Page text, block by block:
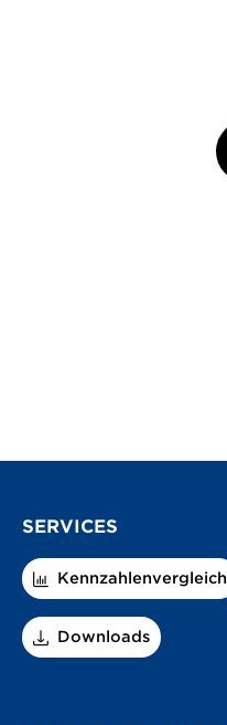
SERVICES
Kennzahlenvergleich
Downloads